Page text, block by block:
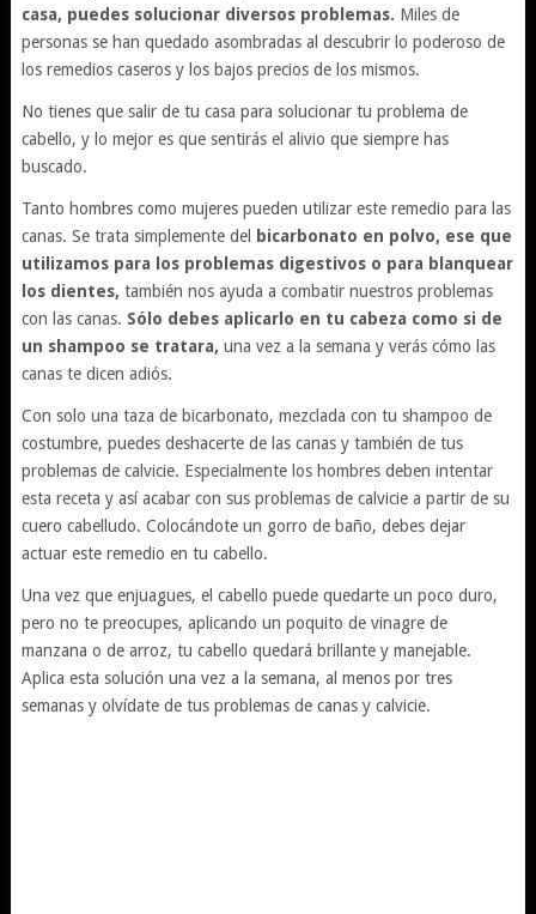
casa, puedes solucionar diversos problemas. Miles de
personas se han quedado asombradas al descubrir lo poderoso de
los remedios caseros y los bajos precios de los mismos.
No tienes que salir de tu casa para solucionar tu problema de
cabello, y lo mejor es que sentirás el alivio que siempre has
buscado.
Tanto hombres como mujeres pueden utilizar este remedio para las
canas. Se trata simplemente del bicarbonato en polvo, ese que
utilizamos para los problemas digestivos o para blanquear
los dientes, también nos ayuda a combatir nuestros problemas
con las canas. Sólo debes aplicarlo en tu cabeza como si de
un shampoo se tratara, una vez a la semana y verás cómo las
canas te dicen adiós.
Con solo una taza de bicarbonato, mezclada con tu shampoo de
costumbre, puedes deshacerte de las canas y también de tus
problemas de calvicie. Especialmente los hombres deben intentar
esta receta y así acabar con sus problemas de calvicie a partir de su
cuero cabelludo. Colocándote un gorro de baño, debes dejar
actuar este remedio en tu cabello.
Una vez que enjuagues, el cabello puede quedarte un poco duro,
pero no te preocupes, aplicando un poquito de vinagre de
manzana o de arroz, tu cabello quedará brillante y manejable.
Aplica esta solución una vez a la semana, al menos por tres
semanas y olvídate de tus problemas de canas y calvicie.